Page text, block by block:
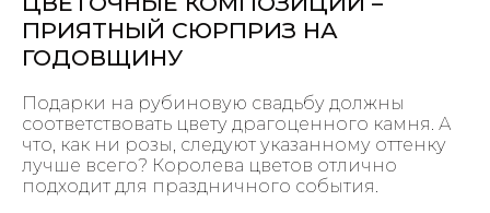
ПРИЯТНЫЙ СЮРПРИЗ НА
ГОДОВЩИНУ
Подарки на рубиновую свадьбу должны
соответствовать цвету драгоценного камня. А
что, как ни розы, следуют указанному оттенку
лучше всего? Королева цветов отлично
подходит для праздничного события.